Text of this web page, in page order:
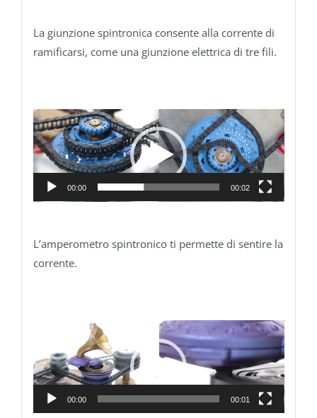
La giunzione spintronica consente alla corrente di
ramificarsi, come una giunzione elettrica di tre fili.
Video
Player
00:00 00:02
L’amperometro spintronico ti permette di sentire la
corrente.
00:00 00:01